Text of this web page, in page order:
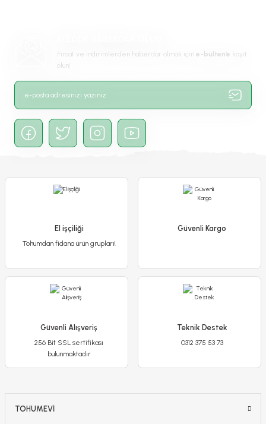
Gönder
Dere Otu Tohumu – Bol Kokulu- Anethum Groveolens
65,00 TL
Detaylı İncele
Sepete Ekle
Fırsat ve indirimlerden haberdar olmak için e-bülten’e kayıt
olun!
El işçiliği
Tohumdan fidana ürün grupları!
Güvenli Kargo
Güvenli Alışveriş
256 Bit SSL sertifikası
bulunmaktadır
Teknik Destek
0312 375 53 73
TOHUMEVİ